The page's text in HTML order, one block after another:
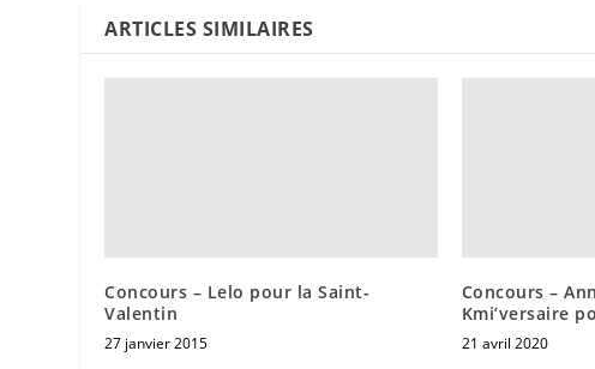
ARTICLES SIMILAIRES
Concours – Lelo pour la Saint-
Valentin
27 janvier 2015
Concours –
Kmi’versaire
21 avril 2020